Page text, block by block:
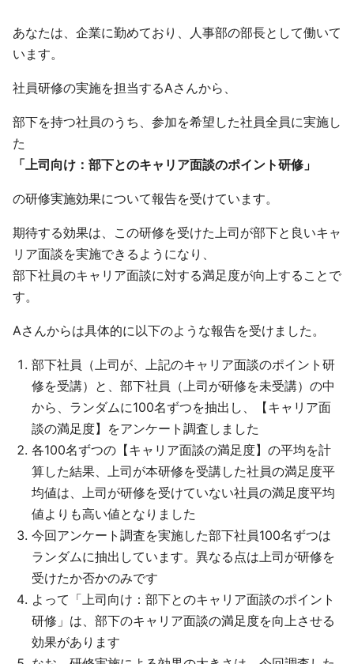
あなたは、企業に勤めており、人事部の部長として働いて
います。
社員研修の実施を担当するAさんから、
部下を持つ社員のうち、参加を希望した社員全員に実施し
た
「上司向け：部下とのキャリア面談のポイント研修」
の研修実施効果について報告を受けています。
期待する効果は、この研修を受けた上司が部下と良いキャ
リア面談を実施できるようになり、
部下社員のキャリア面談に対する満足度が向上することで
す。
Aさんからは具体的に以下のような報告を受けました。
部下社員（上司が、上記のキャリア面談のポイント研
修を受講）と、部下社員（上司が研修を未受講）の中
から、ランダムに100名ずつを抽出し、【キャリア面
談の満足度】をアンケート調査しました
各100名ずつの【キャリア面談の満足度】の平均を計
算した結果、上司が本研修を受講した社員の満足度平
均値は、上司が研修を受けていない社員の満足度平均
値よりも高い値となりました
今回アンケート調査を実施した部下社員100名ずつは
ランダムに抽出しています。異なる点は上司が研修を
受けたか否かのみです
よって「上司向け：部下とのキャリア面談のポイント
研修」は、部下のキャリア面談の満足度を向上させる
効果があります